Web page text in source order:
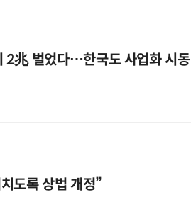
2兆 벌었다…한국도 사업화 시동
도록 상법 개정”